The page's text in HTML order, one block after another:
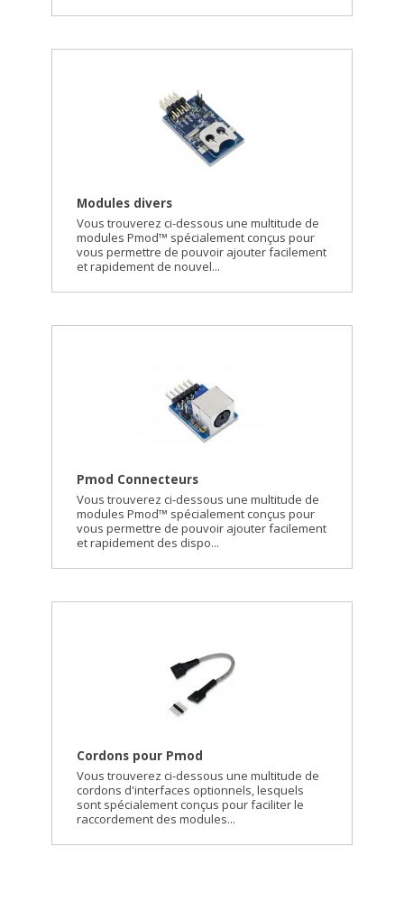
Modules divers
Vous trouverez ci-dessous une multitude de
modules Pmod™ spécialement conçus pour
vous permettre de pouvoir ajouter facilement
et rapidement de nouvel...
Pmod Connecteurs
Vous trouverez ci-dessous une multitude de
modules Pmod™ spécialement conçus pour
vous permettre de pouvoir ajouter facilement
et rapidement des dispo...
Cordons pour Pmod
Vous trouverez ci-dessous une multitude de
cordons d'interfaces optionnels, lesquels
sont spécialement conçus pour faciliter le
raccordement des modules...